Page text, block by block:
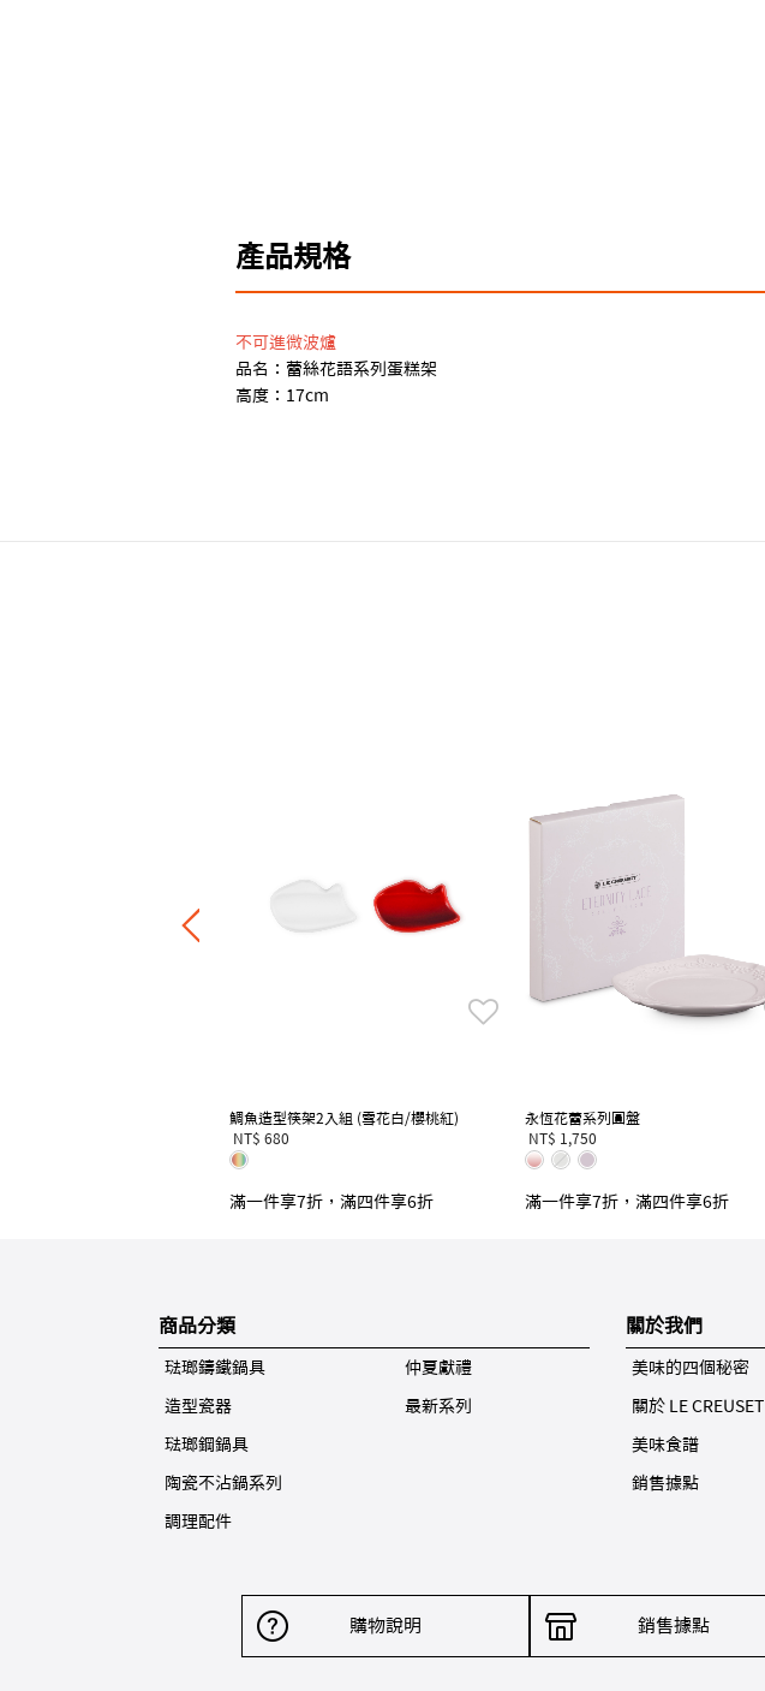
產品規格
不可進微波爐
品名：蕾絲花語系列蛋糕架
高度：17cm
鯛魚造型筷架2入組 (雪花白/櫻桃紅)
NT$ 680
滿一件享7折，滿四件享6折
永恆花蕾系列圓盤
NT$ 1,750
滿一件享7折，滿四件享6折
商品分類
琺瑯鑄鐵鍋具
造型瓷器
琺瑯鋼鍋具
陶瓷不沾鍋系列
調理配件
仲夏獻禮
最新系列
關於我們
美味的四個秘密
關於 LE CREUSET
美味食譜
銷售據點
購物說明 銷售據點